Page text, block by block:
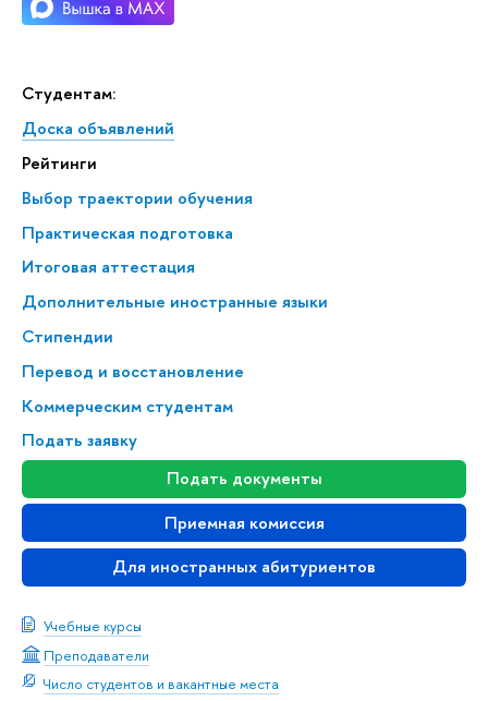
Студентам:
Доска объявлений
Рейтинги
Выбор траектории обучения
Практическая подготовка
Итоговая аттестация
Дополнительные иностранные языки
Стипендии
Перевод и восстановление
Коммерческим студентам
Подать заявку
Подать документы
Приемная комиссия
Для иностранных абитуриентов
Учебные курсы
Преподаватели
Число студентов и вакантные места